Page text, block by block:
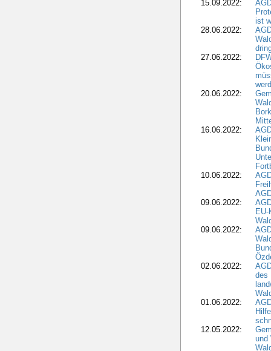
15.09.2022:
ist
28.06.2022:
27.06.2022:
20.06.2022:
16.06.2022:
10.06.2022:
09.06.2022:
09.06.2022:
02.06.2022:
des
01.06.2022:
12.05.2022:
und